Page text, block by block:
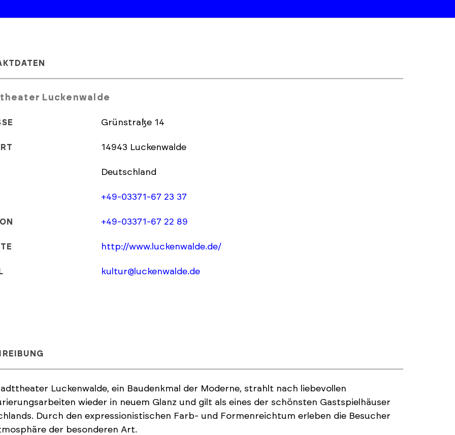
Luckenwalde
Grünstraße 14
14943 Luckenwalde
Deutschland
+49-03371-67 23 37
+49-03371-67 22 89
http://www.luckenwalde.de/
kultur@luckenwalde.de
Luckenwalde, ein Baudenkmal der Moderne, strahlt nach liebevollen
wieder in neuem Glanz und gilt als eines der schönsten Gastspielhäuser
Durch den expressionistischen Farb- und Formenreichtum erleben die Besucher
der besonderen Art.